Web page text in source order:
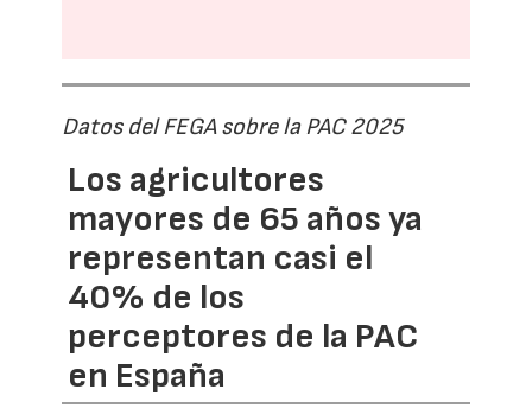
Datos del FEGA sobre la PAC 2025
Los agricultores
mayores de 65 años ya
representan casi el
40% de los
perceptores de la PAC
en España